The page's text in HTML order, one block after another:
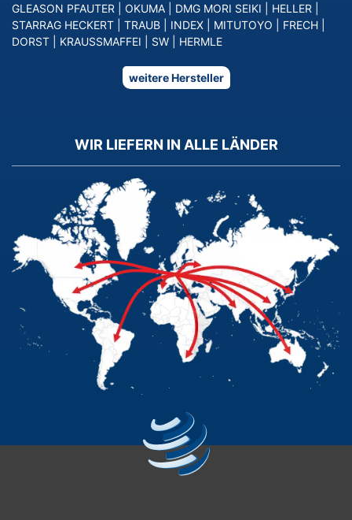
GLEASON PFAUTER
OKUMA DMG MORI SEIKI HELLER
STARRAG HECKERT
TRAUB INDEX MITUTOYO FRECH
DORST
KRAUSSMAFFEI SW HERMLE
weitere Hersteller
WIR LIEFERN IN ALLE LÄNDER